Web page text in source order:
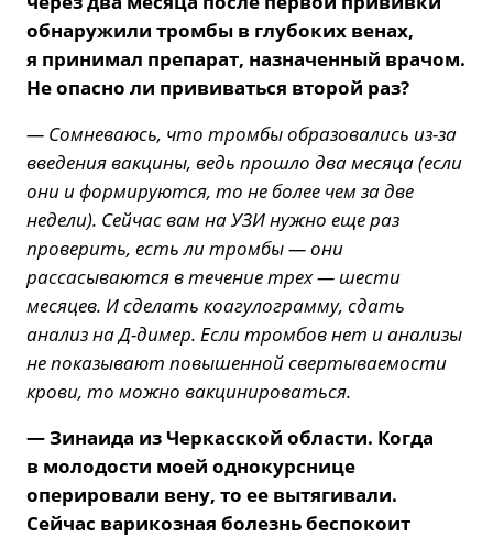
обнаружили тромбы в глубоких венах,
я принимал препарат, назначенный врачом.
Не опасно ли прививаться второй раз?
— Сомневаюсь, что тромбы образовались из-за
введения вакцины, ведь прошло два месяца (если
они и формируются, то не более чем за две
недели). Сейчас вам на УЗИ нужно еще раз
проверить, есть ли тромбы — они
рассасываются в течение трех — шести
месяцев. И сделать коагулограмму, сдать
анализ на Д-димер. Если тромбов нет и анализы
не показывают повышенной свертываемости
крови, то можно вакцинироваться.
— Зинаида из Черкасской области. Когда
в молодости моей однокурснице
оперировали вену, то ее вытягивали.
Сейчас варикозная болезнь беспокоит